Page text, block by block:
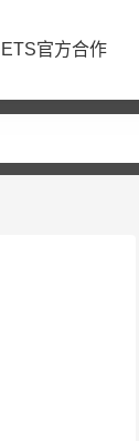
ETS官方合作